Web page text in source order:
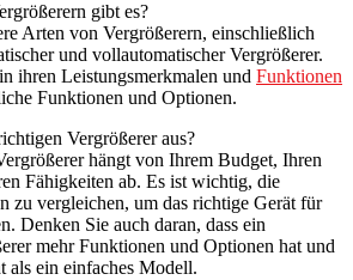
gibt es?
Arten von Vergrößerern, einschließlich
und vollautomatischer Vergrößerer.
ihren Leistungsmerkmalen und Funktionen
Funktionen und Optionen.
Vergrößerer aus?
hängt von Ihrem Budget, Ihren
Fähigkeiten ab. Es ist wichtig, die
zu vergleichen, um das richtige Gerät für
Denken Sie auch daran, dass ein
mehr Funktionen und Optionen hat und
als ein einfaches Modell.